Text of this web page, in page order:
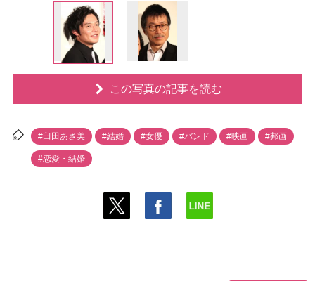
この写真の記事を読む
#臼田あさ美 #結婚 #女優 #バンド #映画 #邦画
#恋愛・結婚